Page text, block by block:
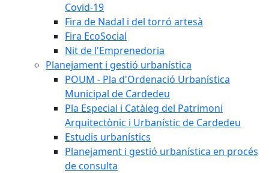
Covid-19
Fira de Nadal i del torró artesà
Fira EcoSocial
Nit de l'Emprenedoria
Planejament i gestió urbanística
POUM - Pla d'Ordenació Urbanística
Municipal de Cardedeu
Pla Especial i Catàleg del Patrimoni
Arquitectònic i Urbanístic de Cardedeu
Estudis urbanístics
Planejament i gestió urbanística en procés
de consulta